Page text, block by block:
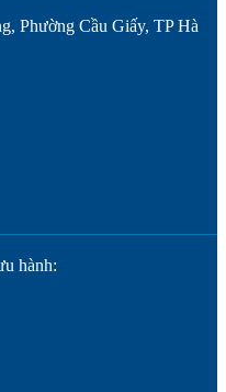
Phường Cầu Giấy, TP Hà
hành: